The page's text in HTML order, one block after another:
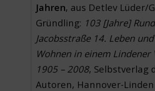
Jahren, aus Detlev Lüder/
Gründling: 103 [Jahre]
Jacobsstraße 14. Leben und
Wohnen in einem Lindener
1905 – 2008, Selbstverlag
Autoren, Hannover-